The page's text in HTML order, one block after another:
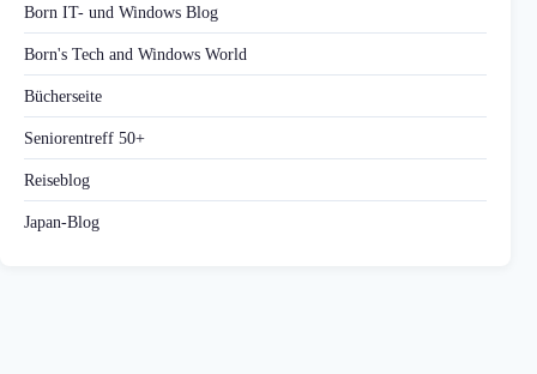
Born IT- und Windows Blog
Born's Tech and Windows World
Bücherseite
Seniorentreff 50+
Reiseblog
Japan-Blog